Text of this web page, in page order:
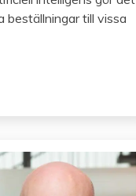
beställningar till vissa